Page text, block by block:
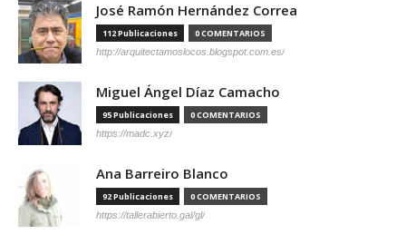
José Ramón Hernández Correa
112 Publicaciones 0 COMENTARIOS
http://arquitectamoslocos.blogspot.com.es/
Miguel Ángel Díaz Camacho
95 Publicaciones 0 COMENTARIOS
https://madc.xyz/
Ana Barreiro Blanco
92 Publicaciones 0 COMENTARIOS
https://tallerabierto.gal/gl/